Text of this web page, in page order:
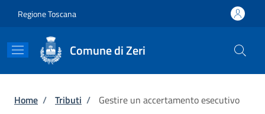
Regione Toscana
Comune di Zeri
Briciole di pane
Home / Tributi / Gestire un accertamento esecutivo